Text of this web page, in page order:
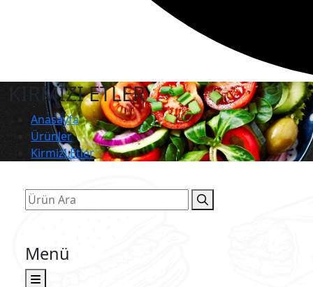
KIRMIZI ETLER
Anasayfa
Ürünler
Kirmizi Etler
Menü